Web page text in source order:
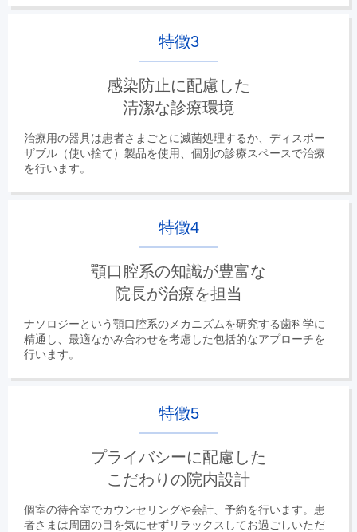
特徴3
感染防止に配慮した
清潔な診療環境
治療用の器具は患者さまごとに滅菌処理するか、ディスポー
ザブル（使い捨て）製品を使用、個別の診療スペースで治療
を行います。
特徴4
顎口腔系の知識が豊富な
院長が治療を担当
ナソロジーという顎口腔系のメカニズムを研究する歯科学に
精通し、最適なかみ合わせを考慮した包括的なアプローチを
行います。
特徴5
プライバシーに配慮した
こだわりの院内設計
個室の待合室でカウンセリングや会計、予約を行います。患
者さまは周囲の目を気にせずリラックスしてお過ごしいただ